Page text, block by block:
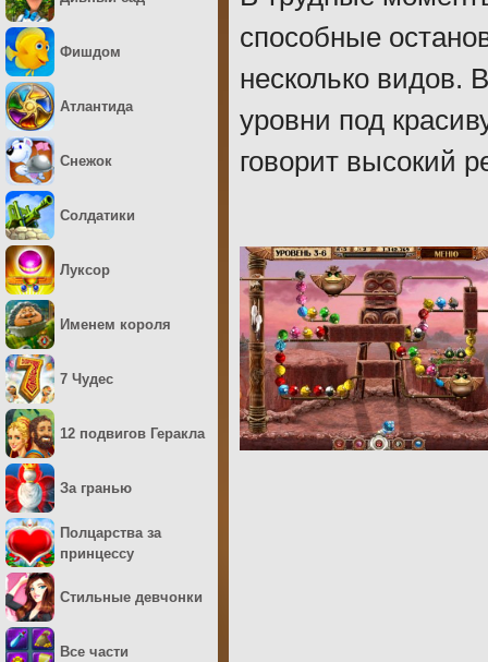
способные
несколько видов.
уровни под
говорит высокий
Фишдом
Атлантида
Снежок
Солдатики
Луксор
Именем короля
7 Чудес
12 подвигов Геракла
За гранью
Полцарства за
принцессу
Стильные девчонки
Все части